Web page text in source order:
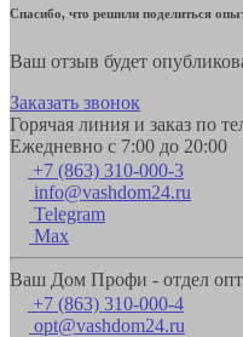
Спасибо, что решили поделиться
Ваш отзыв будет
Заказать звонок
Горячая линия и заказ по
Ежедневно с 7:00 до 20:00
+7 (863) 310-000-3
info@vashdom24.ru
Telegram
Max
Ваш Дом Профи - отдел
+7 (863) 310-000-4
opt@vashdom24.ru